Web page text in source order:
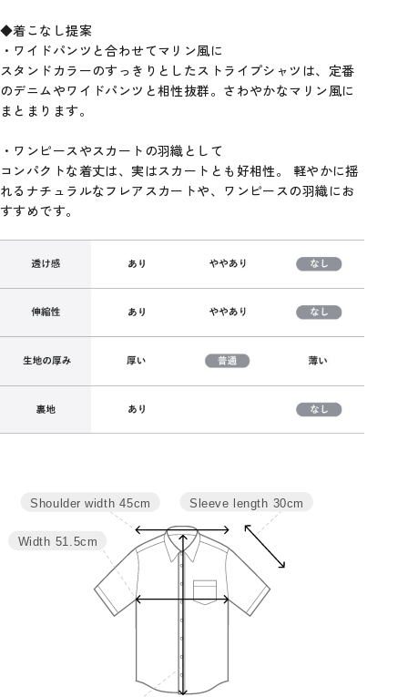
◆着こなし提案
・ワイドパンツと合わせてマリン風に
スタンドカラーのすっきりとしたストライプシャツは、定番
のデニムやワイドパンツと相性抜群。さわやかなマリン風に
まとまります。
・ワンピースやスカートの羽織として
コンパクトな着丈は、実はスカートとも好相性。 軽やかに揺
れるナチュラルなフレアスカートや、ワンピースの羽織にお
すすめです。
サイズ 肩幅 袖丈
103 30
46.5 109 31
Sleeve length 30cm
Width 51.5cm
Shoulder width 45cm